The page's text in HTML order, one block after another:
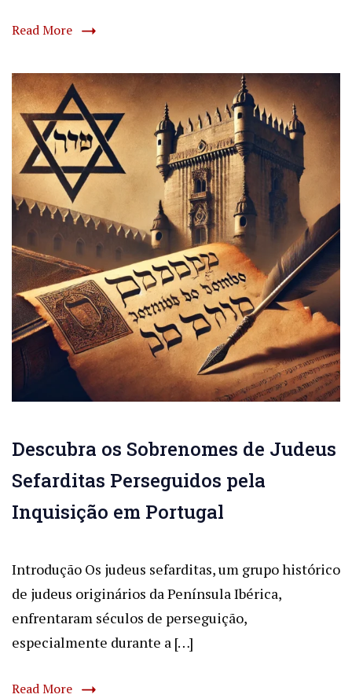
Read More
Descubra os Sobrenomes de Judeus
Sefarditas Perseguidos pela
Inquisição em Portugal
Introdução Os judeus sefarditas, um grupo histórico
de judeus originários da Península Ibérica,
enfrentaram séculos de perseguição,
especialmente durante a […]
Read More